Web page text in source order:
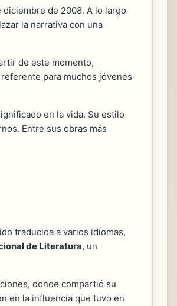
de 2008. A lo largo
la narrativa con una
de este momento,
para muchos jóvenes
en la vida. Su estilo
Entre sus obras más
traducida a varios idiomas,
de Literatura, un
donde compartió su
en la influencia que tuvo en